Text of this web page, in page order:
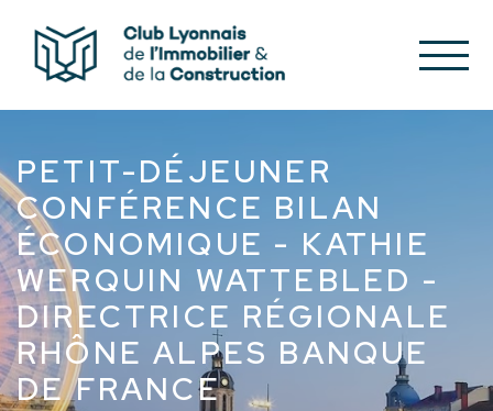
PETIT-DÉJEUNER
CONFÉRENCE BILAN
ÉCONOMIQUE - KATHIE
WERQUIN WATTEBLED -
DIRECTRICE RÉGIONALE
RHÔNE ALPES BANQUE
DE FRANCE